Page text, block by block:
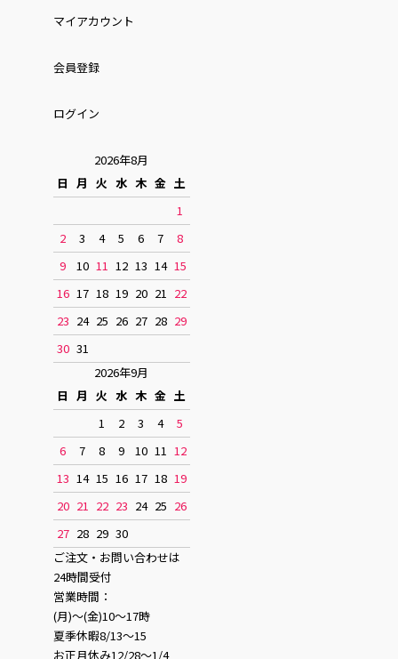
マイアカウント
会員登録
ログイン
2026年8月
日 月 火 水 木 金 土
1
2
3 4 5 6 7
8
9
10 11 12 13 14 15
16 17 18 19 20 21 22
23 24 25 26 27 28 29
30 31
2026年9月
日 月 火 水 木 金 土
1
2 3 4
5
6
7 8 9 10 11 12
13 14 15 16 17 18 19
20 21 22 23 24 25 26
27 28 29 30
ご注文・お問い合わせは
24時間受付
営業時間：
(月)〜(金)10〜17時
夏季休暇8/13〜15
お正月休み12/28〜1/4